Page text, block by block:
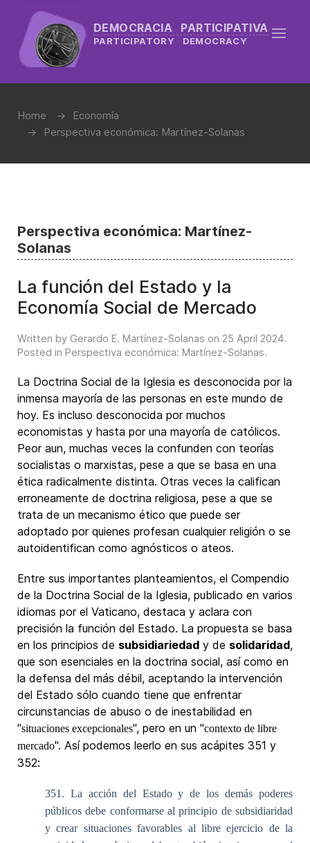
DEMOCRACIA PARTICIPATIVA
PARTICIPATORY DEMOCRACY
Home
Economía
Perspectiva económica: Martínez-Solanas
Perspectiva económica: Martínez-
Solanas
La función del Estado y la
Economía Social de Mercado
Written by Gerardo E. Martínez-Solanas on 25 April 2024.
Posted in Perspectiva económica: Martínez-Solanas.
La Doctrina Social de la Iglesia es desconocida por la
inmensa mayoría de las personas en este mundo de
hoy. Es incluso desconocida por muchos
economistas y hasta por una mayoría de católicos.
Peor aun, muchas veces la confunden con teorías
socialistas o marxistas, pese a que se basa en una
ética radicalmente distinta. Otras veces la califican
erroneamente de doctrina religiosa, pese a que se
trata de un mecanismo ético que puede ser
adoptado por quienes profesan cualquier religión o se
autoidentifican como agnósticos o ateos.
Entre sus importantes planteamientos, el Compendio
de la Doctrina Social de la Iglesia, publicado en varios
idiomas por el Vaticano, destaca y aclara con
precisión la función del Estado. La propuesta se basa
en los principios de subsidiariedad y de solidaridad,
que son esenciales en la doctrina social, así como en
la defensa del más débil, aceptando la intervención
del Estado sólo cuando tiene que enfrentar
circunstancias de abuso o de inestabilidad en
"situaciones excepcionales", pero en un "contexto de libre
mercado". Así podemos leerlo en sus acápites 351 y
352:
351. La acción del Estado y de los demás poderes
públicos debe conformarse al principio de subsidiaridad
y crear situaciones favorables al libre ejercicio de la